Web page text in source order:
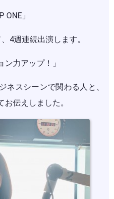
」
4週連続出演します。
力アップ！」
ネスシーンで関わる人と、
伝えしました。